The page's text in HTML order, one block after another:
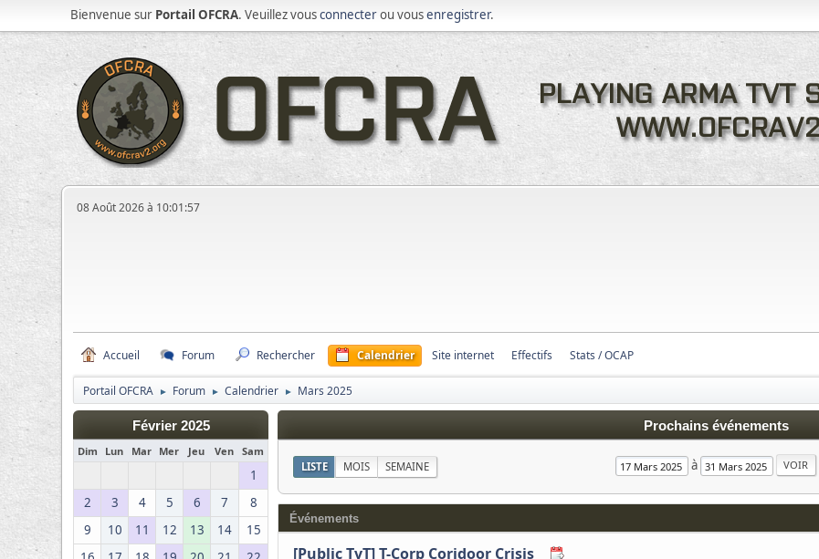
Bienvenue sur Portail OFCRA. Veuillez vousconnecterou vousenregistrer.
08 Août 2026 à 10:01:57
Accueil Forum Rechercher Calendrier Site internet Effectifs Stats / OCAP
Portail OFCRA ► Forum ► Calendrier ► Mars 2025
Février 2025
Dim Lun Mar Mer Jeu Ven Sam
1
2
3 4 5 6 7
8
9
10 11 12 13 14
15
Prochains événements
LISTE MOIS SEMAINE à
Événements
[Public TvT] T-Corp Coridoor Crisis